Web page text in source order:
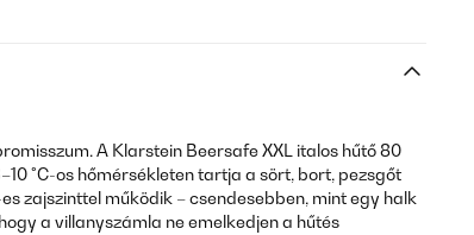
A Klarstein Beersafe XXL italos hűtő 80
°C-os hőmérsékleten tartja a sört, bort, pezsgőt
zajszinttel működik – csendesebben, mint egy halk
a villanyszámla ne emelkedjen a hűtés